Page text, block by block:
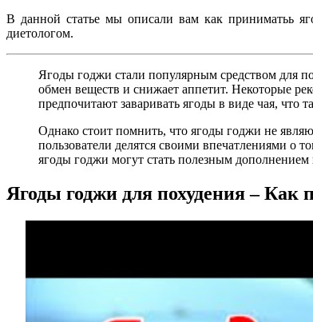
В данной статье мы описали вам как приниматьь
диетологом.
Ягоды годжи стали популярным средством для
обмен веществ и снижает аппетит. Некоторые
предпочитают заваривать ягоды в виде чая, что
Однако стоит помнить, что ягоды годжи не
пользователи делятся своими впечатлениями о
ягоды годжи могут стать полезным дополнением
Ягоды годжи для похудения – Как